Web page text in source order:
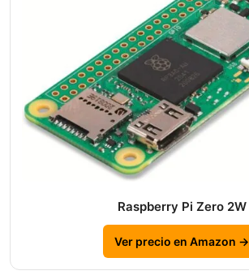
Raspberry Pi Zero 2W
Ver precio en Amazon →